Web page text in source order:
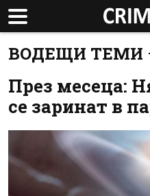
ВОДЕЩИ ТЕМИ
През месеца:
се заринат в